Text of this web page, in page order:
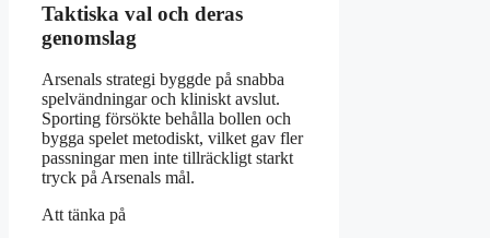
Taktiska val och deras
genomslag
Arsenals strategi byggde på snabba
spelvändningar och kliniskt avslut.
Sporting försökte behålla bollen och
bygga spelet metodiskt, vilket gav fler
passningar men inte tillräckligt starkt
tryck på Arsenals mål.
Att tänka på